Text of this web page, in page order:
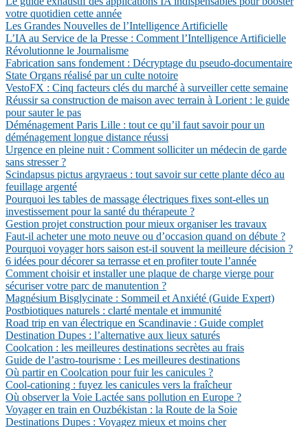
votre quotidien cette année
Les Grandes Nouvelles de l’Intelligence Artificielle
L’IA au Service de la Presse : Comment l’Intelligence Artificielle
Révolutionne le Journalisme
Fabrication sans fondement : Décryptage du pseudo-documentaire
State Organs réalisé par un culte notoire
VestoFX : Cinq facteurs clés du marché à surveiller cette semaine
Réussir sa construction de maison avec terrain à Lorient : le guide
pour sauter le pas
Déménagement Paris Lille : tout ce qu’il faut savoir pour un
déménagement longue distance réussi
Urgence en pleine nuit : Comment solliciter un médecin de garde
sans stresser ?
Scindapsus pictus argyraeus : tout savoir sur cette plante déco au
feuillage argenté
Pourquoi les tables de massage électriques fixes sont-elles un
investissement pour la santé du thérapeute ?
Gestion projet construction pour mieux organiser les travaux
Faut-il acheter une moto neuve ou d’occasion quand on débute ?
Pourquoi voyager hors saison est-il souvent la meilleure décision ?
6 idées pour décorer sa terrasse et en profiter toute l’année
Comment choisir et installer une plaque de charge vierge pour
sécuriser votre parc de manutention ?
Magnésium Bisglycinate : Sommeil et Anxiété (Guide Expert)
Postbiotiques naturels : clarté mentale et immunité
Road trip en van électrique en Scandinavie : Guide complet
Destination Dupes : l’alternative aux lieux saturés
Coolcation : les meilleures destinations secrètes au frais
Guide de l’astro-tourisme : Les meilleures destinations
Où partir en Coolcation pour fuir les canicules ?
Cool-cationing : fuyez les canicules vers la fraîcheur
Où observer la Voie Lactée sans pollution en Europe ?
Voyager en train en Ouzbékistan : la Route de la Soie
Destinations Dupes : Voyagez mieux et moins cher